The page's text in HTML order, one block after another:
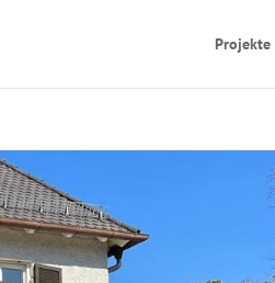
Projekte